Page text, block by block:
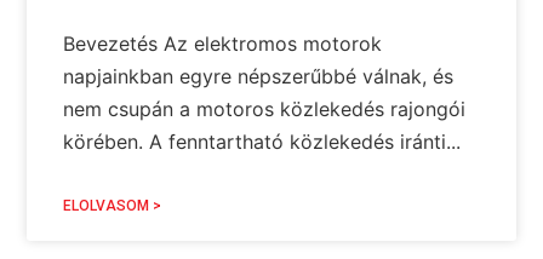
Bevezetés Az elektromos motorok
napjainkban egyre népszerűbbé válnak, és
nem csupán a motoros közlekedés rajongói
körében. A fenntartható közlekedés iránti...
ELOLVASOM >